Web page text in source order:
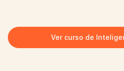
Ver curso de